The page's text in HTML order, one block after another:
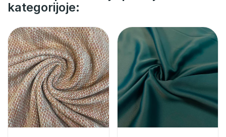
kategorijoje: